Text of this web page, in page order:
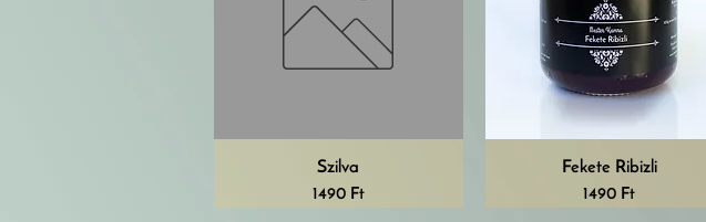
Szilva
Ár
1490 Ft
Fekete Ribizli
Ár
1490 Ft